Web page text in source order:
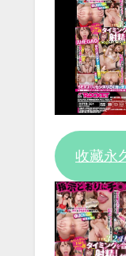
收藏永